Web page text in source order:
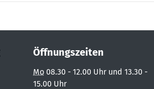
Öffnungszeiten
Mo 08.30 - 12.00 Uhr und 13.30 -
15.00 Uhr